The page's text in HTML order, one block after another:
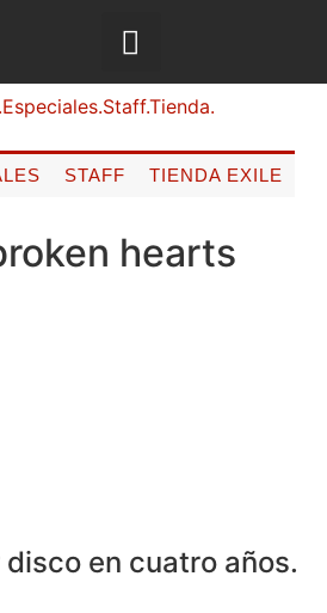
STAFF TIENDA EXILE
hearts
en cuatro años.